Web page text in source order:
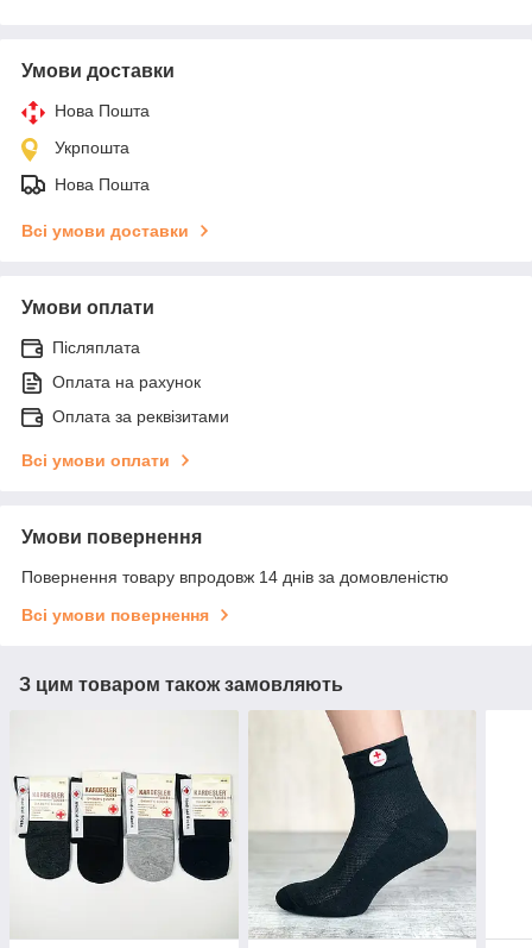
Умови доставки
Нова Пошта
Укрпошта
Нова Пошта
Всі умови доставки
Умови оплати
Післяплата
Оплата на рахунок
Оплата за реквізитами
Всі умови оплати
Умови повернення
Повернення товару впродовж 14 днів за домовленістю
Всі умови повернення
З цим товаром також замовляють